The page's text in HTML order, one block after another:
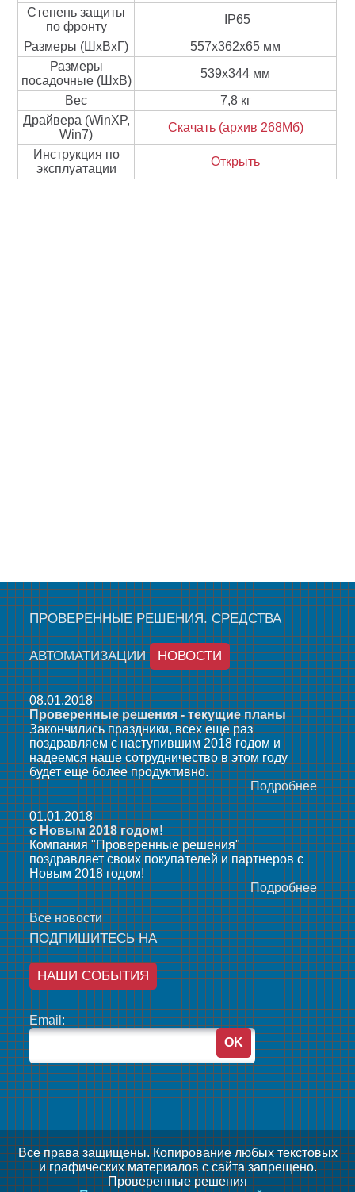
Степень защиты
по фронту
IP65
Размеры (ШхВхГ)
557x362x65 мм
Размеры
посадочные (ШхВ)
539x344 мм
Вес
7,8кг
Драйвера (WinXP,
Win7)
Скачать (архив 268Мб)
Инструкция по
эксплуатации
Открыть
ПРОВЕРЕННЫЕ РЕШЕНИЯ. СРЕДСТВА
АВТОМАТИЗАЦИИ НОВОСТИ
08.01.2018
Проверенные решения - текущие планы
Закончились праздники, всех еще раз
поздравляем с наступившим 2018 годом и
надеемся наше сотрудничество в этом году
будет еще более продуктивно.
Подробнее
01.01.2018
с Новым 2018 годом!
Компания "Проверенные решения"
поздравляет своих покупателей и партнеров с
Новым 2018 годом!
Подробнее
Все новости
ПОДПИШИТЕСЬ НА
НАШИ СОБЫТИЯ
Email:
Все права защищены. Копирование любых текстовых
и графических материалов с сайта запрещено.
Проверенные решения